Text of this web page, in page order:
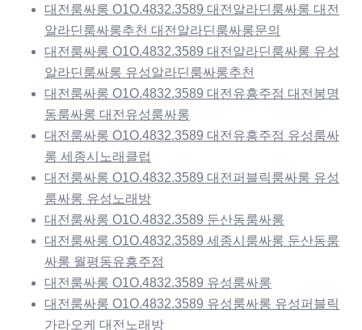
대전룸싸롱 O1O.4832.3589 대전알라딘룸싸롱 대전
알라딘룸싸롱추천 대전알라딘룸싸롱문의
대전룸싸롱 O1O.4832.3589 대전알라딘룸싸롱 유성
알라딘룸싸롱 유성알라딘룸싸롱추천
대전룸싸롱 O1O.4832.3589 대전유흥주점 대전봉명
동룸싸롱 대전유성룸싸롱
대전룸싸롱 O1O.4832.3589 대전유흥주점 유성룸싸
롱 세종시노래클럽
대전룸싸롱 O1O.4832.3589 대전퍼블릭룸싸롱 유성
룸싸롱 유성노래방
대전룸싸롱 O1O.4832.3589 둔산동룸싸롱
대전룸싸롱 O1O.4832.3589 세종시룸싸롱 둔산동룸
싸롱 월평동유흥주점
대전룸싸롱 O1O.4832.3589 유성룸싸롱
대전룸싸롱 O1O.4832.3589 유성룸싸롱 유성퍼블릭
가라오케 대전노래방